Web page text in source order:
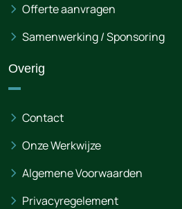
Offerte aanvragen
Samenwerking / Sponsoring
Overig
Contact
Onze Werkwijze
Algemene Voorwaarden
Privacyregelement